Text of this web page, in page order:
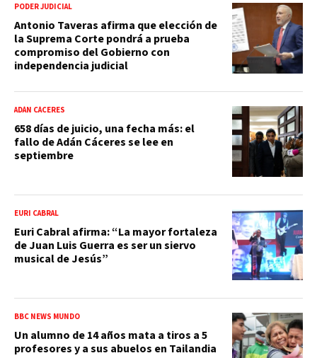
PODER JUDICIAL
Antonio Taveras afirma que elección de
la Suprema Corte pondrá a prueba
compromiso del Gobierno con
independencia judicial
ADÁN CÁCERES
658 días de juicio, una fecha más: el
fallo de Adán Cáceres se lee en
septiembre
EURI CABRAL
Euri Cabral afirma: “La mayor fortaleza
de Juan Luis Guerra es ser un siervo
musical de Jesús”
BBC NEWS MUNDO
Un alumno de 14 años mata a tiros a 5
profesores y a sus abuelos en Tailandia